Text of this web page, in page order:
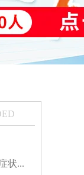
状...